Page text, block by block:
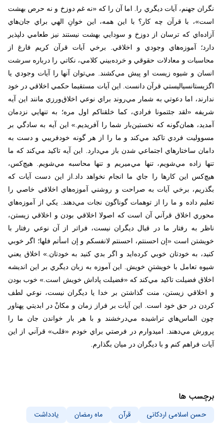
نگران جهنم، آيات ديگري را. اما آن را كه «نه غم دوزخ و نه حرص بهشت
است»، با قرآن چه كار؟ با اين همه، اين خوانِ الهي براي جان‌هاي
آزاده‌اي كه ترسان از دوزخ و سودايي بهشت نيستند نيز طعامي دلپذير
دارد؛ آموزه‌هاي وجودي و اخلاقي. برخي آيات قرآن كريم فارغ از
محاسبات و معادلات حقوقي و خرده‌بيني كلامي، نكاتي را درباره سرشت
انسان و شيوه زيست او پيش مي‌كشند. مي‌توان آنها را آيات وجودي يا
اگزيستانسياليستي قرآن دانست. اين آيات مستقيما حكمي اخلاقي در خود
ندارند، اما دعوتي به شمار مي‌روند براي نوعي اخلاق‌ورزي مانند اين آيه
شريفه «لقد جئتمونا فرادي، كما خلقناكم اول مره؛ به تنهايي نزدمان
آمديد، همان‌گونه كه نخستين‌بار شما را آفريديم.» اين آيه به سادگي بر
مسووليت فردي تاكيد مي‌كند و ما را از هر گونه خودفريبي و دست به
دامان ساختارهاي اجتماعي شدن باز مي‌دارد. اين آيه تاكيد مي‌كند كه ما
تنها ‌زاده مي‌شويم، تنها مي‌ميريم و تنها محاسبه مي‌شويم. هيچ‌كس،
هيچ‌كس اين كارها را جاي ما انجام نخواهد داد.از اين دست آيات كه
بگذريم، برخي آيات به صراحت و روشني آموزه‌هاي اخلاقي خاصي را
تعليم داده و ما را از توهمات گوناگون نجات مي‌دهند. يكي از آموزه‌هاي
محوري اخلاق قرآني آن است كه اصولا اخلاقي بودن و اخلاقي زيستن،
ناظر به رفتار ما در قبال ديگران نيست، فراتر از آن نوعي رفتار با
خويشتن است «إن احسنتم، احسنتم لانفسكم و إن اسأتم فلها؛ اگر خوبي
كنيد، به خودتان خوبي كرده‌ايد و اگر بدي كنيد به خودتان.» اخلاق يعني
شيوه تعامل با خويشتنِ خويش. اين آموزه به زبان ديگري بر اين انديشه
اخلاق فضيلت تاكيد مي‌كند كه «فضيلت پاداش خويش است.» خوب بودن
و اخلاقي زيستن، منت گذاشتن بر خدا يا ديگران نيست، نوعي لطف
كردن در حق خود است. اين آيات بر فراز زمان و مكانْ در ابديتي پهناور
چون الماس‌هاي تراشيده مي‌درخشند و با هر بار خواندن جان ما را
پرورش مي‌دهند. اميدوارم در فرصتي براي خودم «قلب» قرآني از اين
آيات فراهم كنم و با ديگران در ميان بگذارم.
برچسب ها
حسن اسلامی اردکانی قرآن ماه رمضان یادداشت